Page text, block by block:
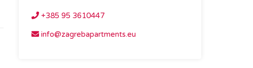
+385 95 3610447
info@zagrebapartments.eu